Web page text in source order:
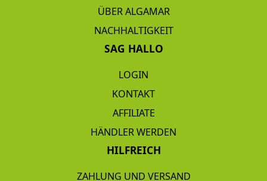
ÜBER ALGAMAR
NACHHALTIGKEIT
SAG HALLO
LOGIN
KONTAKT
AFFILIATE
HÄNDLER WERDEN
HILFREICH
ZAHLUNG UND VERSAND